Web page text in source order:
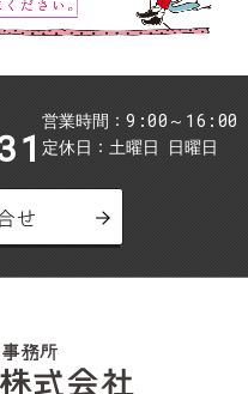
営業時間 9:00～16:00
定休日 土曜日 日曜日